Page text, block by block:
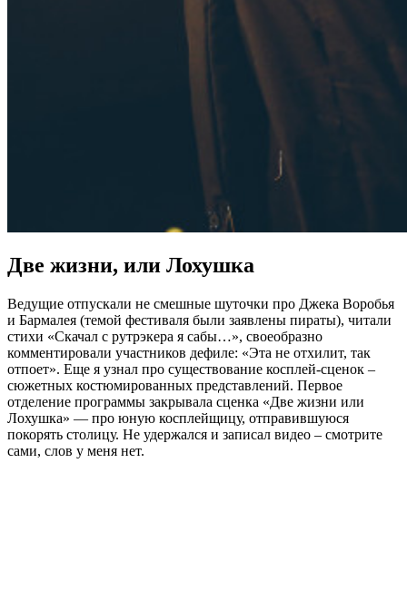
Две жизни, или Лохушка
Ведущие отпускали не смешные шуточки про Джека Воробья
и Бармалея (темой фестиваля были заявлены пираты), читали
стихи «Скачал с рутрэкера я сабы…», своеобразно
комментировали участников дефиле: «Эта не отхилит, так
отпоет». Еще я узнал про существование косплей-сценок –
сюжетных костюмированных представлений. Первое
отделение программы закрывала сценка «Две жизни или
Лохушка» — про юную косплейщицу, отправившуюся
покорять столицу. Не удержался и записал видео – смотрите
сами, слов у меня нет.